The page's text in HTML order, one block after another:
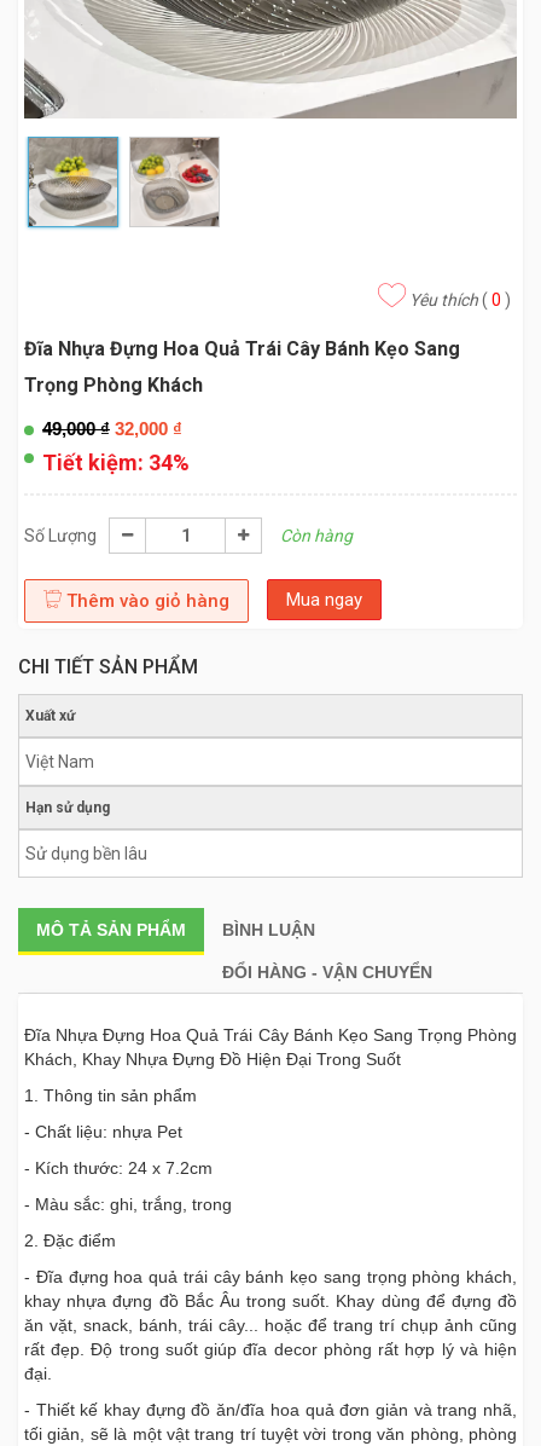
Yêu thích( 0 )
Đĩa Nhựa Đựng Hoa Quả Trái Cây Bánh Kẹo Sang
Trọng Phòng Khách
49,000₫ 32,000 ₫
Tiết kiệm: 34%
Số Lượng Còn hàng
Thêm vào giỏ hàng Mua ngay
CHI TIẾT SẢN PHẨM
Xuất xứ
Việt Nam
Hạn sử dụng
Sử dụng bền lâu
MÔ TẢ SẢN PHẨM BÌNH LUẬN
ĐỔI HÀNG - VẬN CHUYỂN
Đĩa Nhựa Đựng Hoa Quả Trái Cây Bánh Kẹo Sang Trọng Phòng
Khách, Khay Nhựa Đựng Đồ Hiện Đại Trong Suốt
1. Thông tin sản phẩm
- Chất liệu: nhựa Pet
- Kích thước: 24 x 7.2cm
- Màu sắc: ghi, trắng, trong
2. Đặc điểm
- Đĩa đựng hoa quả trái cây bánh kẹo sang trọng phòng khách,
khay nhựa đựng đồ Bắc Âu trong suốt. Khay dùng để đựng đồ
ăn vặt, snack, bánh, trái cây... hoặc để trang trí chụp ảnh cũng
rất đẹp. Độ trong suốt giúp đĩa decor phòng rất hợp lý và hiện
đại.
- Thiết kế khay đựng đồ ăn/đĩa hoa quả đơn giản và trang nhã,
tối giản, sẽ là một vật trang trí tuyệt vời trong văn phòng, phòng